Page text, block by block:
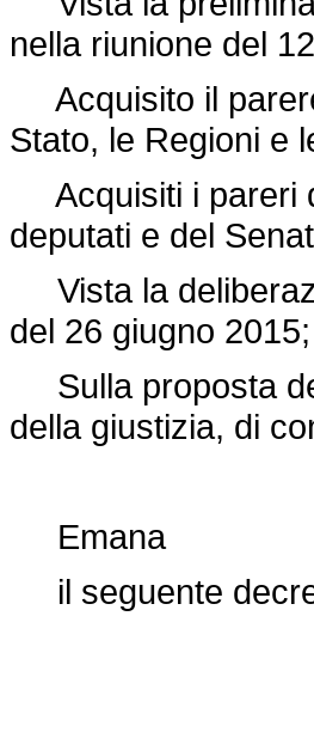
nella riunione del
Acquisito il
Stato, le Regioni e
Acquisiti i pareri
deputati e del
Vista la
del 26 giugno 2015;
Sulla proposta
della giustizia, di
Emana
il seguente